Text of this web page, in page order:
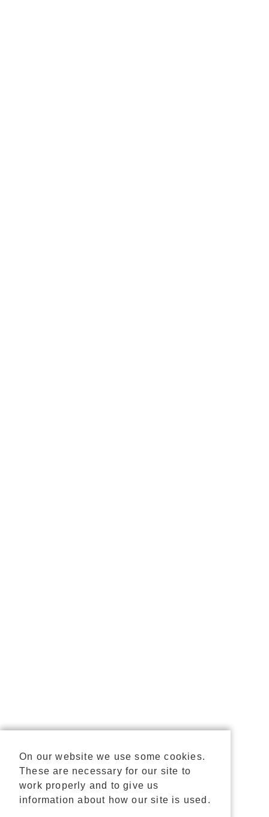
On our website we use some cookies.
These are necessary for our site to
work properly and to give us
information about how our site is used.